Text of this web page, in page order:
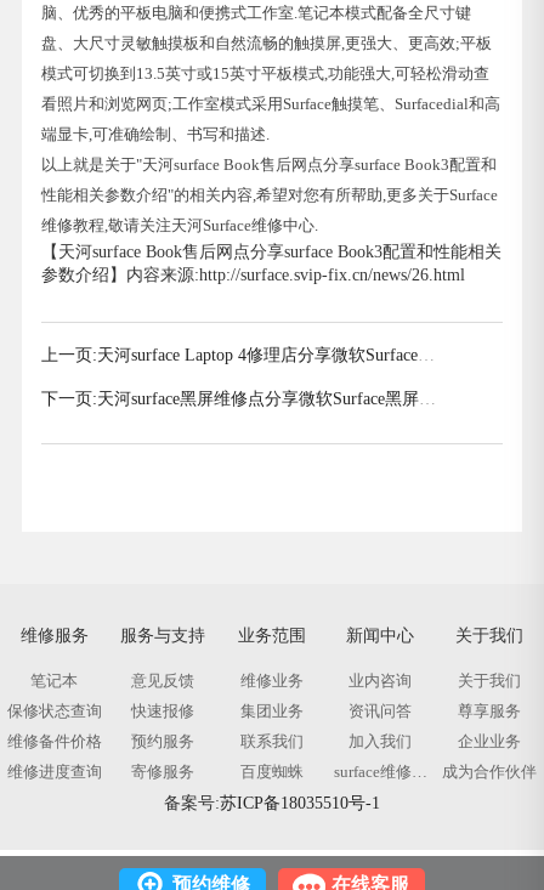
脑、优秀的平板电脑和便携式工作室.笔记本模式配备全尺寸键
盘、大尺寸灵敏触摸板和自然流畅的触摸屏,更强大、更高效;平板
模式可切换到13.5英寸或15英寸平板模式,功能强大,可轻松滑动查
看照片和浏览网页;工作室模式采用Surface触摸笔、Surfacedial和高
端显卡,可准确绘制、书写和描述.
以上就是关于"天河surface Book售后网点分享surface Book3配置和
性能相关参数介绍"的相关内容,希望对您有所帮助,更多关于Surface
维修教程,敬请关注天河Surface维修中心.
【天河surface Book售后网点分享surface Book3配置和性能相关
参数介绍】内容来源:http://surface.svip-fix.cn/news/26.html
上一页:天河surface Laptop 4修理店分享微软Surface
下一页:天河surface黑屏维修点分享微软Surface黑屏无
维修服务
笔记本
保修状态查询
维修备件价格
维修进度查询
服务与支持
意见反馈
快速报修
预约服务
寄修服务
业务范围
维修业务
集团业务
联系我们
百度蜘蛛
新闻中心
业内咨询
资讯问答
加入我们
surface维修标
签
关于我们
关于我们
尊享服务
企业业务
成为合作伙伴
备案号:苏ICP备18035510号-1
预约维修 在线客服